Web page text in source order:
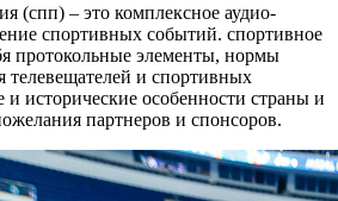
(спп) – это комплексное аудио-
спортивных событий. спортивное
протокольные элементы, нормы
телевещателей и спортивных
и исторические особенности страны и
партнеров и спонсоров.